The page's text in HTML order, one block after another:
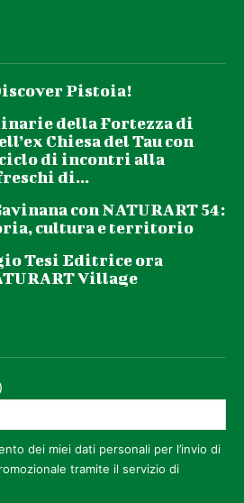
Pistoia!
della Fortezza di
Chiesa del Tau con
ciclo di incontri alla
di...
con NATURART 54:
cultura e territorio
Tesi Editrice ora
Village
dei miei dati personali per l’invio di
tramite il servizio di